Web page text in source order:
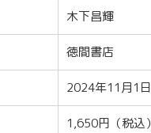
木下昌輝
徳間書店
2024年11月1日
1,650円（税込）